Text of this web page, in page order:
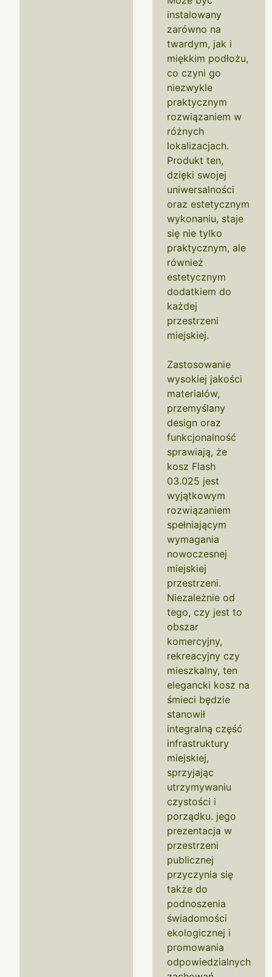
instalowany
zarówno na
twardym, jak i
miękkim podłożu,
co czyni go
niezwykle
praktycznym
rozwiązaniem w
różnych
lokalizacjach.
Produkt ten,
dzięki swojej
uniwersalności
oraz estetycznym
wykonaniu, staje
się nie tylko
praktycznym, ale
również
estetycznym
dodatkiem do
każdej
przestrzeni
miejskiej.
Zastosowanie
wysokiej jakości
materiałów,
przemyślany
design oraz
funkcjonalność
sprawiają, że
kosz Flash
03.025 jest
wyjątkowym
rozwiązaniem
spełniającym
wymagania
nowoczesnej
miejskiej
przestrzeni.
Niezależnie od
tego, czy jest to
obszar
komercyjny,
rekreacyjny czy
mieszkalny, ten
elegancki kosz na
śmieci będzie
stanowił
integralną część
infrastruktury
miejskiej,
sprzyjając
utrzymywaniu
czystości i
porządku. jego
prezentacja w
przestrzeni
publicznej
przyczynia się
także do
podnoszenia
świadomości
ekologicznej i
promowania
odpowiedzialnych